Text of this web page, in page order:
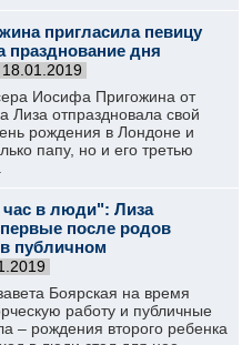
пригласила певицу
празднование дня
18.01.2019
Иосифа Пригожина от
Лиза отпраздновала свой
рождения в Лондоне и
папу, но и его третью
в люди": Лиза
после родов
публичном
Боярская на время
работу и публичные
– рождения второго ребенка